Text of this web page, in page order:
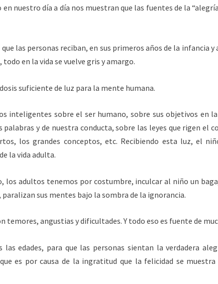
en nuestro día a día nos muestran que las fuentes de la
las personas reciban, en sus primeros años de la infancia
en la vida se vuelve gris y amargo.
suficiente de luz para la mente humana.
inteligentes sobre el ser humano, sobre sus objetivos en
palabras y de nuestra conducta, sobre las leyes que rigen el
los grandes conceptos, etc. Recibiendo esta luz, el
la vida adulta.
los adultos tenemos por costumbre, inculcar al niño un
sus mentes bajo la sombra de la ignorancia.
temores, angustias y dificultades. Y todo eso es fuente de
edades, para que las personas sientan la verdadera
es por causa de la ingratitud que la felicidad se